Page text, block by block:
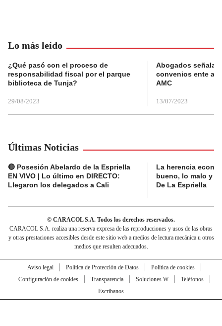
Lo más leído
¿Qué pasó con el proceso de
responsabilidad fiscal por el parque
biblioteca de Tunja?
29/08/2023
Abogados
convenios ente
AMC
13/07/2023
Últimas Noticias
🔴 Posesión Abelardo de la Espriella
EN VIVO | Lo último en DIRECTO:
Llegaron los delegados a Cali
La herencia
bueno, lo malo y
De La Espriella
© CARACOL S.A. Todos los derechos reservados.
CARACOL S.A. realiza una reserva expresa de las reproducciones y usos de las obras
y otras prestaciones accesibles desde este sitio web a medios de lectura mecánica u otros
medios que resulten adecuados.
Aviso legal Política de Protección de Datos
Política de cookies
Configuración de cookies
Transparencia Soluciones W
Teléfonos
Escríbanos